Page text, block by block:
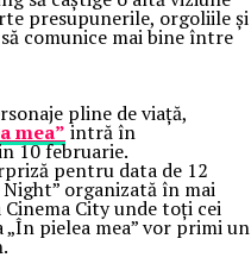
presupunerile, orgoliile și
comunice mai bine între
pline de viață,
mea”intră în
10 februarie.
pentru data de 12
organizată în mai
City unde toți cei
pielea mea” vor primi un